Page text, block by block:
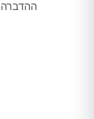
ההדברה